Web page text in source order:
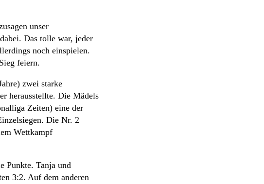
unser
Das tolle war, jeder
noch einspielen.
feiern.
zwei starke
herausstellte. Die Mädels
Zeiten) eine der
Die Nr. 2
Wettkampf
Punkte. Tanja und
3:2. Auf dem anderen